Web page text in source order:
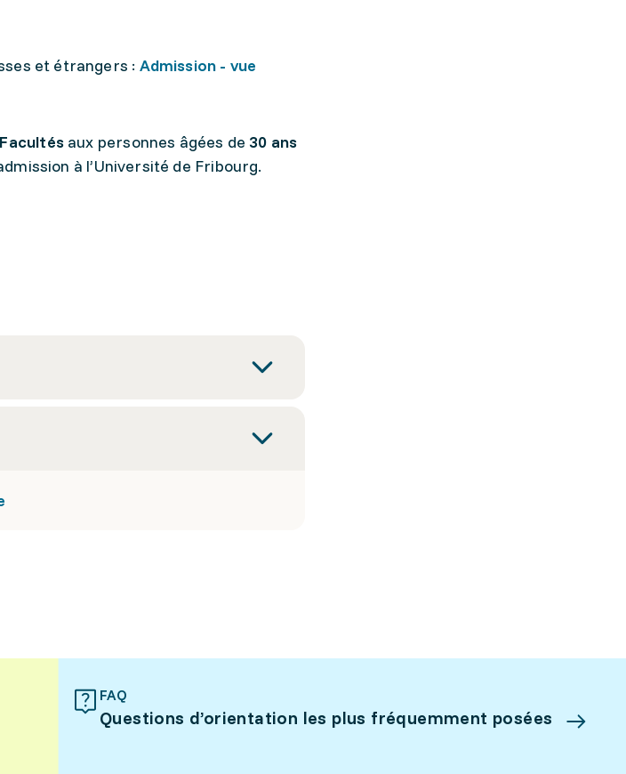
et étrangers : Admission - vue
Facultésaux personnes âgées de 30 ans
à l’Université de Fribourg.
FAQ
Questions d’orientation les plus fréquemment posées